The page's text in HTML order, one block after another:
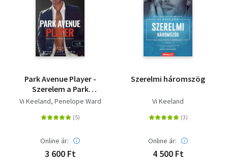
Park Avenue Player -
Szerelem a Park
Avenue-n
Vi Keeland Penelope Ward
Online ár:
3 600 Ft
Szerelmi háromszög
Vi Keeland
Online ár:
4 500 Ft